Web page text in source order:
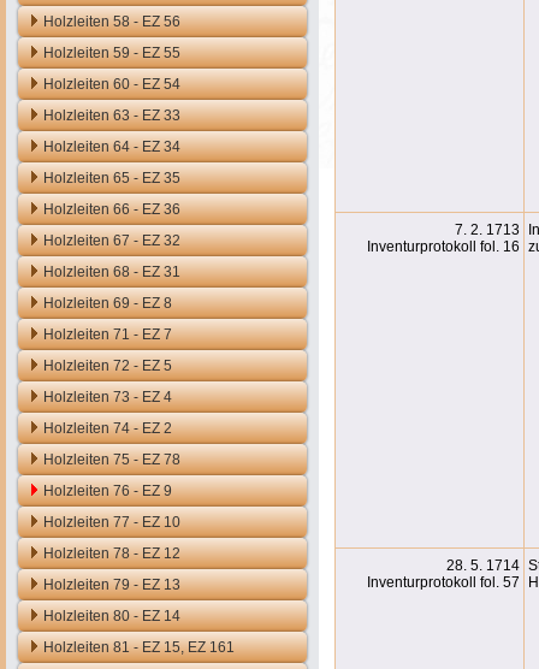
Holzleiten 58 - EZ 56
Holzleiten 59 - EZ 55
Holzleiten 60 - EZ 54
Holzleiten 63 - EZ 33
Holzleiten 64 - EZ 34
Holzleiten 65 - EZ 35
Holzleiten 66 - EZ 36
Holzleiten 67 - EZ 32
Holzleiten 68 - EZ 31
Holzleiten 69 - EZ 8
Holzleiten 71 - EZ 7
Holzleiten 72 - EZ 5
Holzleiten 73 - EZ 4
Holzleiten 74 - EZ 2
Holzleiten 75 - EZ 78
Holzleiten 76 - EZ 9
Holzleiten 77 - EZ 10
Holzleiten 78 - EZ 12
Holzleiten 79 - EZ 13
Holzleiten 80 - EZ 14
Holzleiten 81 - EZ 15, EZ 161
7. 2. 1713
Inventurprotokoll fol. 16
28. 5. 1714
Inventurprotokoll fol. 57